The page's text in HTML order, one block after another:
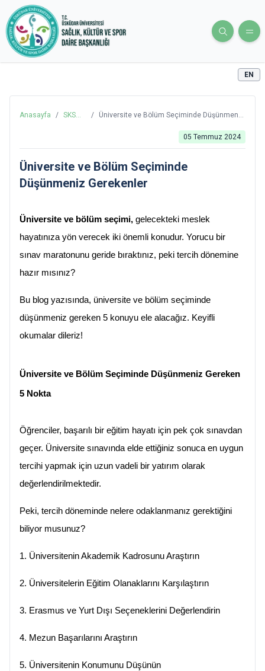
EN
Anasayfa / SKS
/
Üniversite ve Bölüm Seçiminde Düşünmeniz
05 Temmuz 2024
Üniversite ve Bölüm Seçiminde
Düşünmeniz Gerekenler
Üniversite ve bölüm seçimi, gelecekteki meslek
hayatınıza yön verecek iki önemli konudur. Yorucu bir
sınav maratonunu geride bıraktınız, peki tercih dönemine
hazır mısınız?
Bu blog yazısında, üniversite ve bölüm seçiminde
düşünmeniz gereken 5 konuyu ele alacağız. Keyifli
okumalar dileriz!
Üniversite ve Bölüm Seçiminde Düşünmeniz Gereken
5 Nokta
Öğrenciler, başarılı bir eğitim hayatı için pek çok sınavdan
geçer. Üniversite sınavında elde ettiğiniz sonuca en uygun
tercihi yapmak için uzun vadeli bir yatırım olarak
değerlendirilmektedir.
Peki, tercih döneminde nelere odaklanmanız gerektiğini
biliyor musunuz?
1. Üniversitenin Akademik Kadrosunu Araştırın
2. Üniversitelerin Eğitim Olanaklarını Karşılaştırın
3. Erasmus ve Yurt Dışı Seçeneklerini Değerlendirin
4. Mezun Başarılarını Araştırın
5. Üniversitenin Konumunu Düşünün